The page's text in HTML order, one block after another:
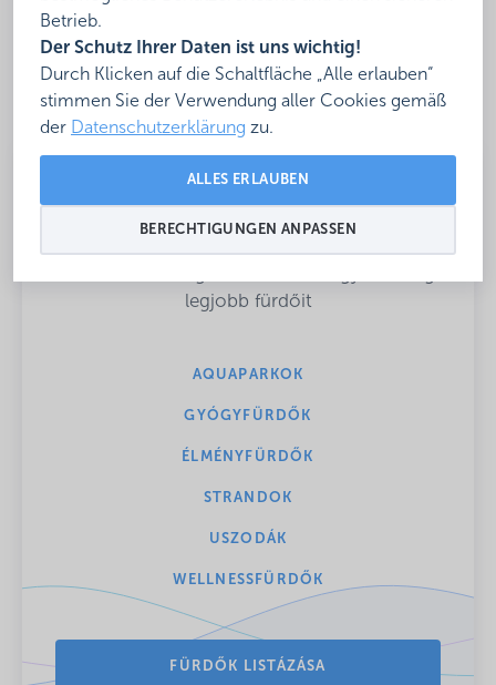
Betrieb.
Der Schutz Ihrer Daten ist uns wichtig!
Durch Klicken auf die Schaltfläche „Alle erlauben“
stimmen Sie der Verwendung aller Cookies gemäß
der Datenschutzerklärung zu.
ALLES ERLAUBEN
BERECHTIGUNGEN ANPASSEN
(HU) Csobbanj velünk!
legjobb fürdőit
AQUAPARKOK
GYÓGYFÜRDŐK
ÉLMÉNYFÜRDŐK
STRANDOK
USZODÁK
WELLNESSFÜRDŐK
FÜRDŐK LISTÁZÁSA